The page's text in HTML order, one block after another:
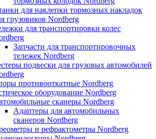
для наклепки тормозных накладок
грузовиков Nordberg
для транспортировки колес
Запчасти для транспортировочных
тележек Nordberg
подвески для грузовых автомобилей
противооткатные Nordberg
оборудование Nordberg
сканеры Nordberg
Адаптеры для автомобильных
сканеров Nordberg
и рефрактометры Nordberg